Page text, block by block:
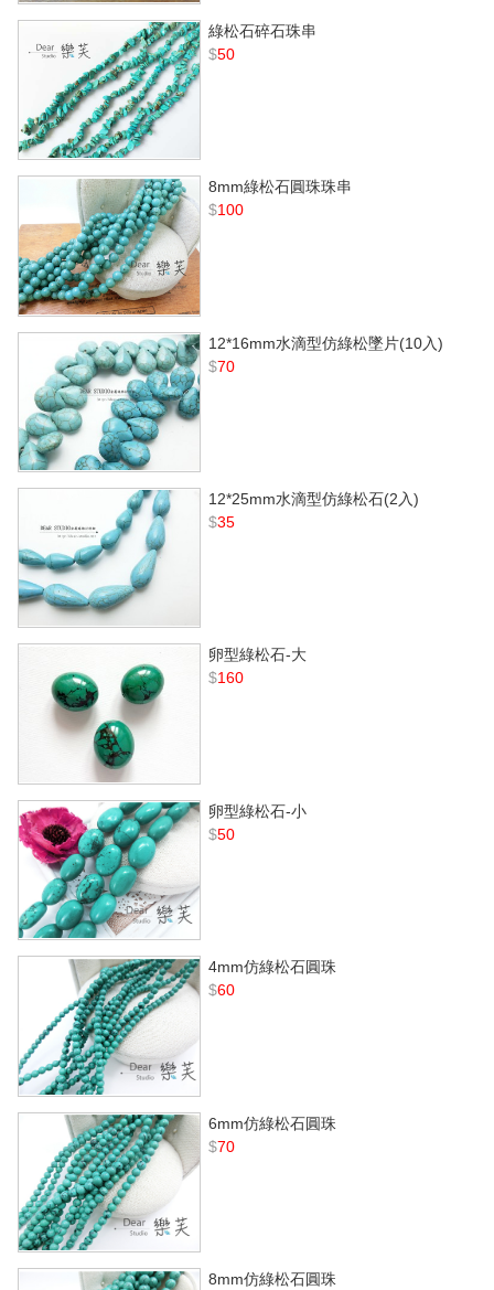
綠松石碎石珠串
$50
8mm綠松石圓珠珠串
$100
12*16mm水滴型仿綠松墜片(10入)
$70
12*25mm水滴型仿綠松石(2入)
$35
卵型綠松石-大
$160
卵型綠松石-小
$50
4mm仿綠松石圓珠
$60
6mm仿綠松石圓珠
$70
8mm仿綠松石圓珠